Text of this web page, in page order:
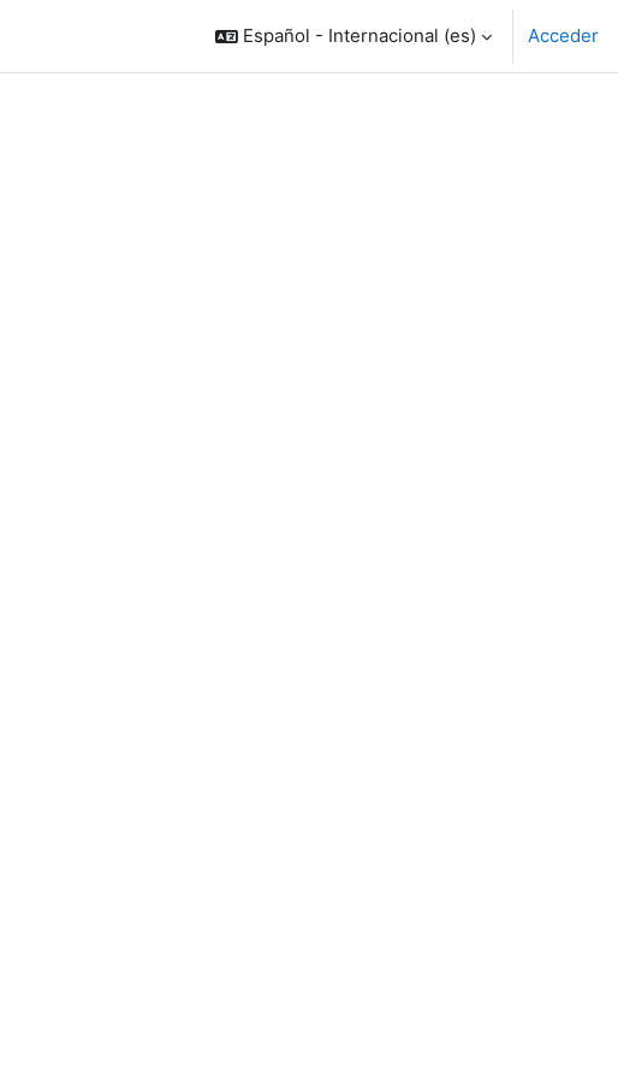
Español - Internacional ‎(es)‎ Acceder